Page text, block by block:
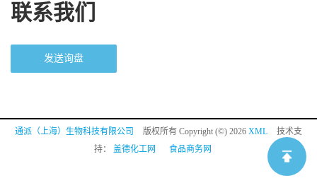
联系我们
发送询盘
通派（上海）生物科技有限公司 版权所有 Copyright (©) 2026 XML
技术支
持： 盖德化工网 食品商务网